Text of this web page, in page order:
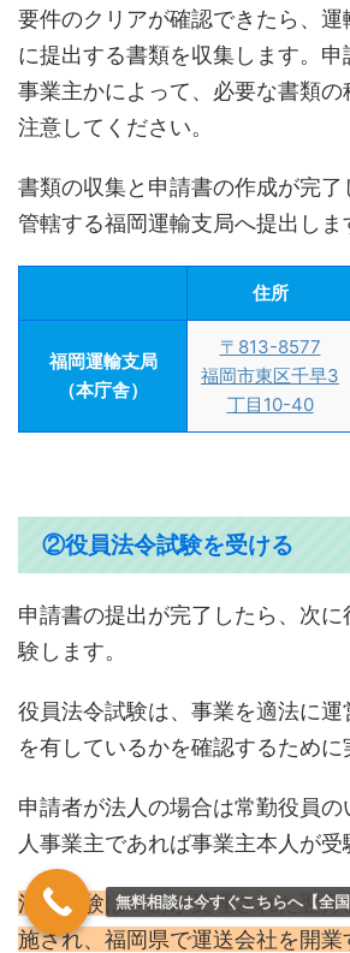
要件のクリアが確認できたら、運
に提出する書類を収集します。申
事業主かによって、必要な書類
注意してください。
書類の収集と申請書の作成が完了
管轄する福岡運輸支局へ提出しま
住所
福岡運輸支局
（本庁舎）
〒813-8577
福岡市東区千早3
丁目10-40
②役員法令試験を受ける
申請書の提出が完了したら、次
験します。
役員法令試験は、事業を適法に
を有しているかを確認するために
申請者が法人の場合は常勤役員の
人事業主であれば事業主本人が受
法令試験は申請が受理された翌
施され、福岡県で運送会社を開業
無料相談は今すぐこちらへ【全国